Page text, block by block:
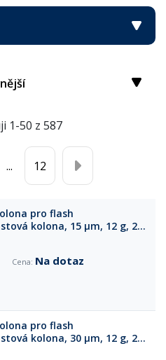
1-50 z 587
... 12
pro flash
kolona, 15 µm, 12 g, 2
Na dotaz
pro flash
kolona, 30 µm, 12 g, 2